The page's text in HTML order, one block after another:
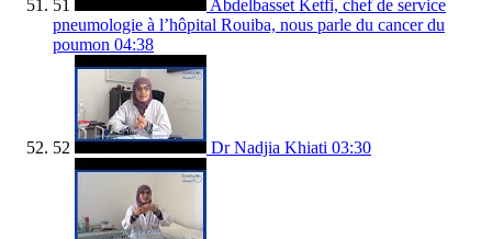
51
Abdelbasset Ketfi, chef de service
pneumologie à l’hôpital Rouiba, nous parle du cancer du
poumon 04:38
52 Dr Nadjia Khiati 03:30